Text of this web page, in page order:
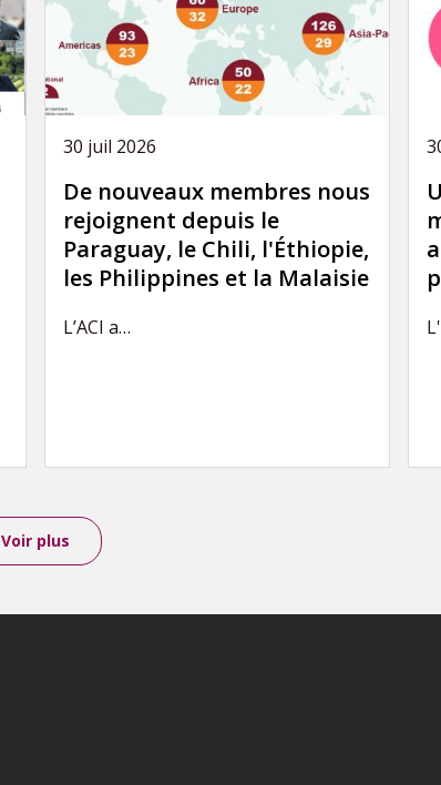
30 juil 2026
De nouveaux membres nous
rejoignent depuis le
Paraguay, le Chili, l'Éthiopie,
les Philippines et la Malaisie
L’ACI a…
Voir plus